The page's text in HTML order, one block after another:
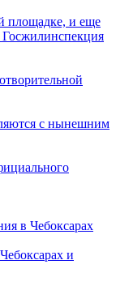
площадке, и еще
Госжилинспекция
с нынешним
в Чебоксарах
и